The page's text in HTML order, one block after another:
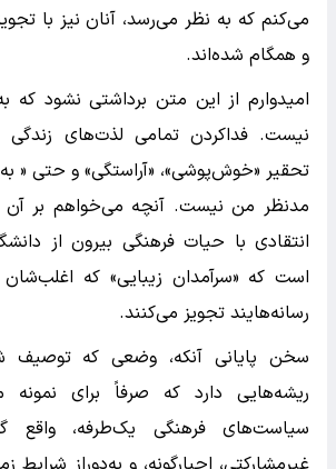
می‌کنم که به نظر می‌رسد، آنان نیز با
و همگام شده‌اند.
امیدوارم از این متن برداشتی نشود که
نیست. فداکردن تمامی لذت‌های
تحقیر «خوش‌پوشی»، «آراستگی» و حتی «
مدنظر من نیست. آنچه می‌خواهم بر آن
انتقادی با حیات فرهنگی بیرون از
است که «سرآمدان زیبایی» که
رسانه‌هایند تجویز می‌کنند.
سخن پایانی آنکه، وضعی که توصیف
ریشه‌هایی دارد که صرفاً برای نمونه
سیاست‌های فرهنگی یک‌طرفه، واقع